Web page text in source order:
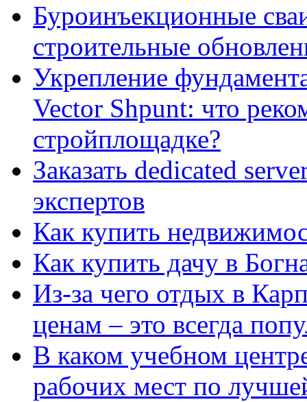
Буроинъекционные
строительные
Укрепление
Vector Shpunt: что
стройплощадке?
Заказать dedicated
экспертов
Как купить
Как купить дачу в
Из-за чего отдых в
ценам – это всегда
В каком учебном
рабочих мест по